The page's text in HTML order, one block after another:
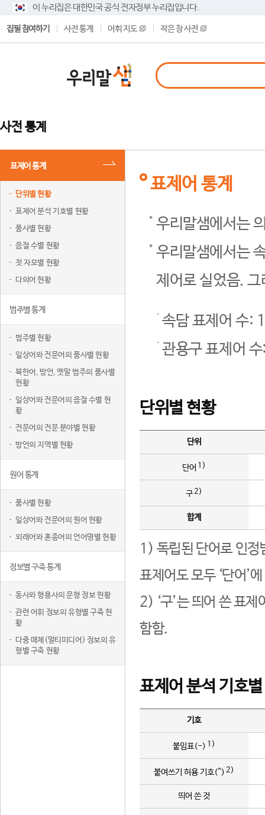
이 누리집은 대한민국 공식 전자정부 누리집입니다.
집필 참여하기 사전 통계 어휘 지도 작은 창 사전
사전 통계
표제어 통계
단위별 현황
표제어 분석 기호별 현황
품사별 현황
음절 수별 현황
첫 자모별 현황
다의어 현황
범주별 통계
범주별 현황
일상어와 전문어의 품사별 현황
북한어, 방언, 옛말 범주의 품사별
현황
일상어와 전문어의 음절 수별 현
황
전문어의 전문 분야별 현황
방언의 지역별 현황
원어 통계
품사별 현황
일상어와 전문어의 원어 현황
외래어와 혼종어의 언어명별 현황
정보별 구축 통계
동사와 형용사의 문형 정보 현황
관련 어휘 정보의 유형별 구축 현
황
다중 매체(멀티미디어) 정보의 유
형별 구축 현황
표제어 통계
우리말샘에서는
우리말샘에서는
제어로 실었음.
속담 표제어 수:
관용구 표제어
단위별 현황
단위
단어 1)
구2)
합계
1) 독립된 단어로 인정
표제어도 모두 ‘단어’
2) ‘구’는 띄어 쓴 표
함함.
표제어 분석 기호
기호
붙임표(-) 1)
붙여쓰기 허용 기호(^) 2)
띄어 쓴 것